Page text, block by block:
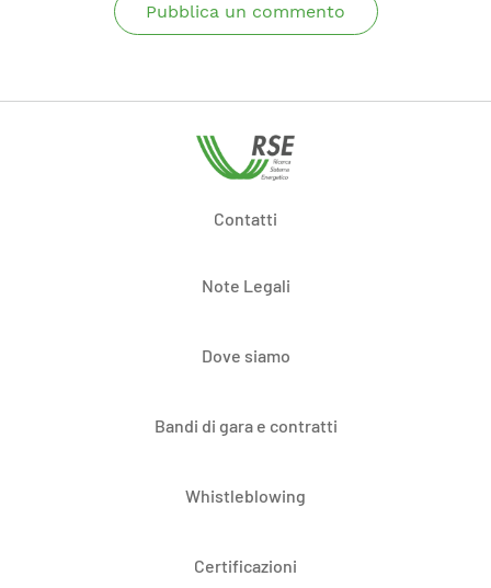
Pubblica un commento
Contatti
Note Legali
Dove siamo
Bandi di gara e contratti
Whistleblowing
Certificazioni